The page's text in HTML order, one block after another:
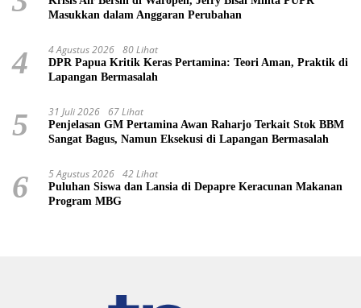
Masukkan dalam Anggaran Perubahan
4 4 Agustus 2026 80 Lihat
DPR Papua Kritik Keras Pertamina: Teori Aman, Praktik di
Lapangan Bermasalah
5 31 Juli 2026 67 Lihat
Penjelasan GM Pertamina Awan Raharjo Terkait Stok BBM
Sangat Bagus, Namun Eksekusi di Lapangan Bermasalah
6 5 Agustus 2026 42 Lihat
Puluhan Siswa dan Lansia di Depapre Keracunan Makanan
Program MBG